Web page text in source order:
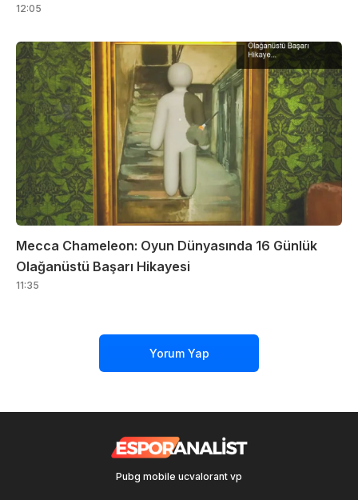
12:05
Mecca Chameleon: Oyun Dünyasında 16 Günlük
Olağanüstü Başarı Hikayesi
11:35
Yorum Yap
Pubg mobile ucvalorant vp